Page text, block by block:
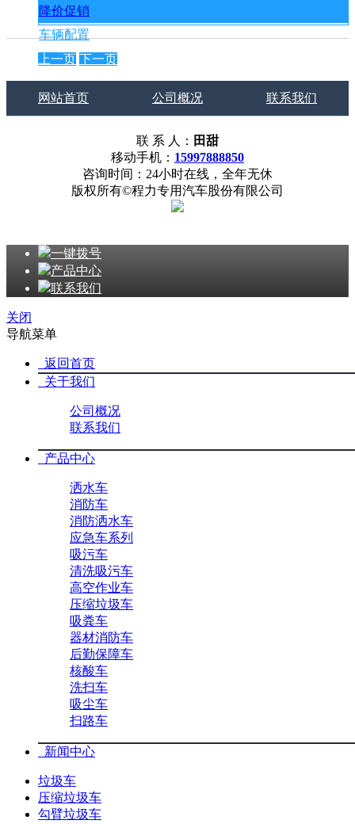
降价促销
车辆配置
上一页 下一页
网站首页 公司概况 联系我们
联 系 人： 田甜
移动手机： 15997888850
咨询时间：24小时在线，全年无休
版权所有©程力专用汽车股份有限公司
一键拨号
产品中心
联系我们
关闭
导航菜单
返回首页
关于我们
公司概况
联系我们
产品中心
洒水车
消防车
消防洒水车
应急车系列
吸污车
清洗吸污车
高空作业车
压缩垃圾车
吸粪车
器材消防车
后勤保障车
核酸车
洗扫车
吸尘车
扫路车
新闻中心
垃圾车
压缩垃圾车
勾臂垃圾车